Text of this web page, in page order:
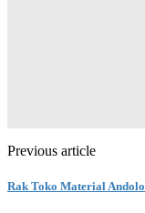
Previous article
Rak Toko Material Andolo